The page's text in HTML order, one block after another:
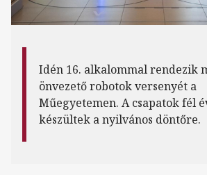
Idén 16. alkalommal rendezik
önvezető robotok versenyét a
Műegyetemen. A csapatok fél
készültek a nyilvános döntőre.